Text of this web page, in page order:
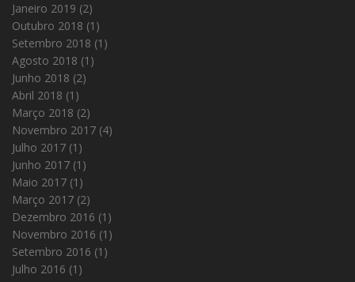
Janeiro 2019 (2)
Outubro 2018 (1)
Setembro 2018 (1)
Agosto 2018 (1)
Junho 2018 (2)
Abril 2018 (1)
Março 2018 (2)
Novembro 2017 (4)
Julho 2017 (1)
Junho 2017 (1)
Maio 2017 (1)
Março 2017 (2)
Dezembro 2016 (1)
Novembro 2016 (1)
Setembro 2016 (1)
Julho 2016 (1)